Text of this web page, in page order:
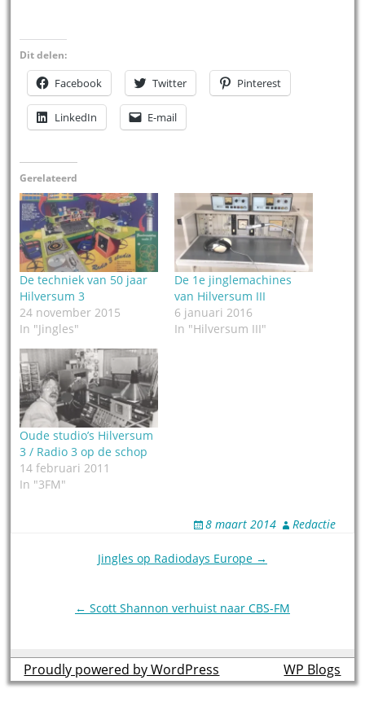
Dit delen:
Facebook Twitter Pinterest
LinkedIn E-mail
Gerelateerd
De techniek van 50 jaar
Hilversum 3
24 november 2015
In "Jingles"
De 1e jinglemachines
van Hilversum III
6 januari 2016
In "Hilversum III"
Oude studio’s Hilversum
3 / Radio 3 op de schop
14 februari 2011
In "3FM"
8 maart 2014 Redactie
Jingles op Radiodays Europe →
← Scott Shannon verhuist naar CBS-FM
Proudly powered by WordPress theme byWP Blogs